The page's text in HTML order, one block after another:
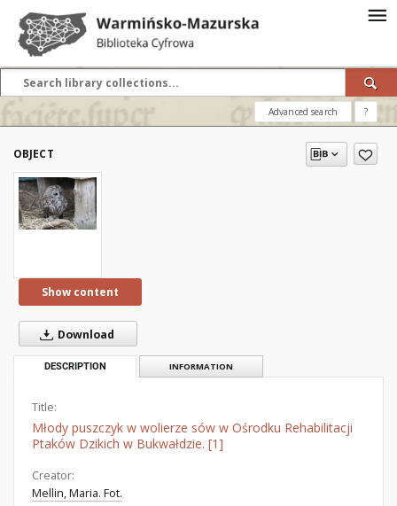
Advanced search ?
OBJECT
Show content
Download
DESCRIPTION INFORMATION
Title:
Młody puszczyk w wolierze sów w Ośrodku Rehabilitacji
Ptaków Dzikich w Bukwałdzie. [1]
Creator:
Mellin, Maria. Fot.